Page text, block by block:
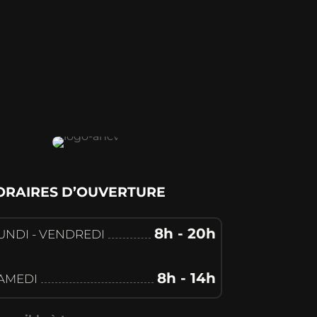
D’OUVERTURE
- VENDREDI 8h - 20h
8h - 14h